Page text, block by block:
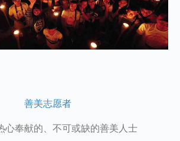
善美志愿者
心奉献的、不可或缺的善美人士